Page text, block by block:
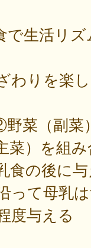
で生活リ
わりを楽
菜（副
菜）を組
食の後に
って母乳
度与える